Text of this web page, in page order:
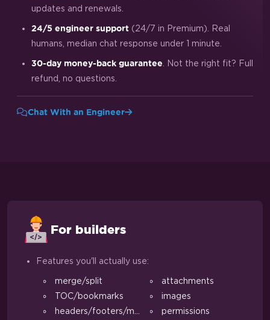
updates and renewals.
24/5 engineer support (24/7 in Premium). Real
humans, median chat response under 1 minute.
30-day money-back guarantee . Not the right fit? Full
refund, no questions.
Chat With an Engineer
For builders
Features you'll actually use:
merge/split
TOC/bookmarks
headers/footers/margins
attachments
images
permissions